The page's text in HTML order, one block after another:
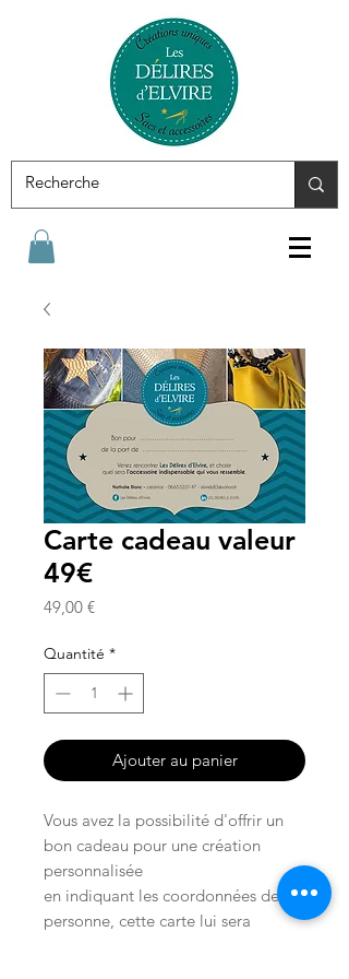
Carte cadeau valeur
49€
49,00 €Prix
Quantité *
Ajouter au panier
Vous avez la possibilité d'offrir un
bon cadeau pour une création
personnalisée
en indiquant les coordonnées de la
personne, cette carte lui sera